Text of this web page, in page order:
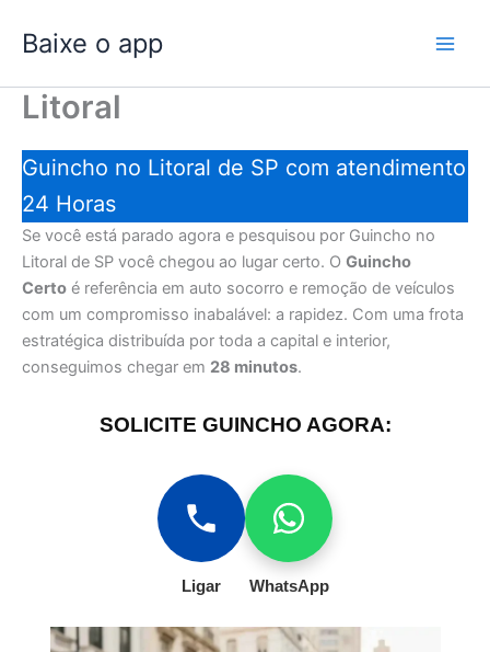
para
conteúdo
Baixe o app
Litoral
Guincho no Litoral de SP com atendimento
24 Horas
Se você está parado agora e pesquisou por Guincho no
Litoral de SP você chegou ao lugar certo. O Guincho
Certo é referência em auto socorro e remoção de veículos
com um compromisso inabalável: a rapidez. Com uma frota
estratégica distribuída por toda a capital e interior,
conseguimos chegar em 28 minutos.
SOLICITE GUINCHO AGORA:
Ligar WhatsApp